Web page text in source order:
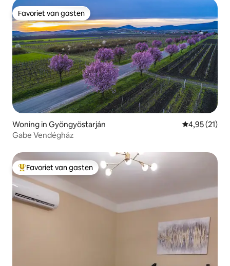
Favoriet van gasten
Favoriet van gasten
Woning in Gyöngyöstarján Gemiddelde
4,95 (21)
Gabe Vendégház
Topfavoriet van gasten
Favoriet van gasten